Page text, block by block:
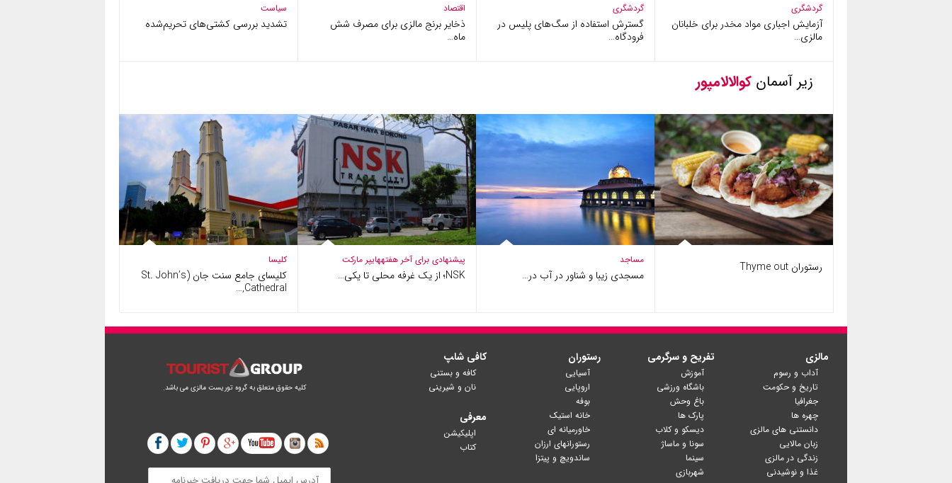
گردشگری
آزمایش اجباری مواد مخدر برای خلبانان
مالزی…
گردشگری
گسترش استفاده از سگ‌های پلیس در
فرودگاه…
اقتصاد
ذخایر برنج مالزی برای مصرف شش
ماه…
سیاست
تشدید بررسی کشتی‌های تحریم‌شده
زیر آسمان کوالالامپور
رستوران Thyme out مساجد
مسجدی زیبا و شناور در آب در…
پیشنهادی برای آخر هفتههایپر مارکت​
NSK؛ از یک غرفه محلی تا یکی…
کلیسا
کلیسای جامع سنت جان (St. John’s
Cathedral,…
مالزی
آداب و رسوم
تاریخ و حکومت
جغرافیا
چهره ها
دانستنی های مالزی
زبان مالایی
زندگی در مالزی
غذا و نوشیدنی
تفریح و سرگرمی
آموزش
باشگاه ورزشی
باغ وحش
پارک ها
دیسکو و کلاب
سونا و ماساژ
سینما
شهربازی
رستوران
آسیایی
اروپایی
بوفه
خانه استیک
خاورمیانه ای
رستورانهای ارزان
ساندویچ و پیتزا
کافی شا‍پ
کافه و بستنی
نان و شیرینی
معرفی
اپلیکیشن
کتاب
کلیه حقوق متعلق به گروه توریست مالزی می باشد.